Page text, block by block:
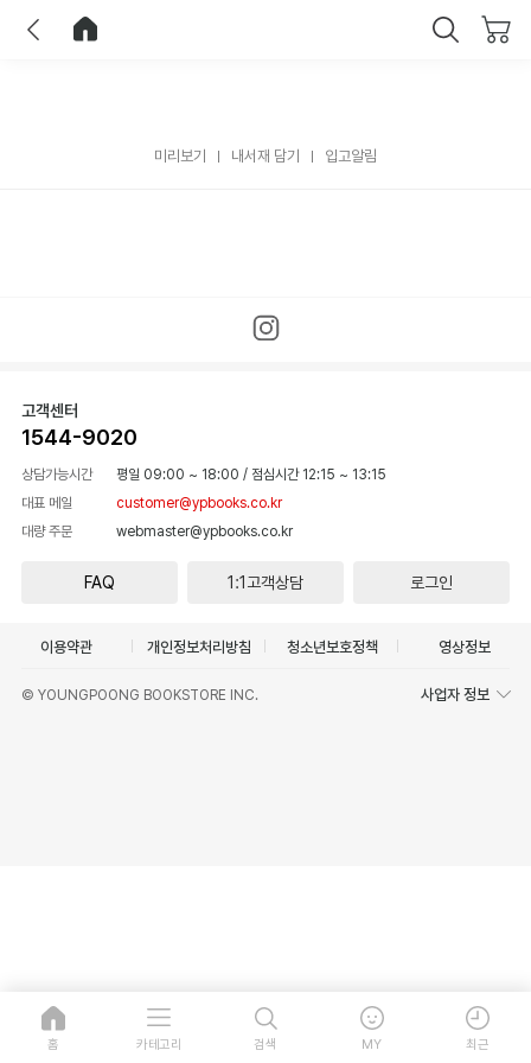
미리보기 내서재 담기 입고알림
고객센터
1544-9020
상담가능시간 평일 09:00 ~ 18:00 / 점심시간 12:15 ~ 13:15
대표 메일
customer@ypbooks.co.kr
대량 주문
webmaster@ypbooks.co.kr
FAQ 1:1고객상담 로그인
이용약관 개인정보처리방침 청소년보호정책 영상정보
© YOUNGPOONG BOOKSTORE INC. 사업자 정보
홈 카테고리 검색 MY 최근